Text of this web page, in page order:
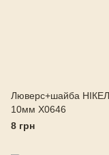
Люверс+шайба
10мм X0646
8 грн